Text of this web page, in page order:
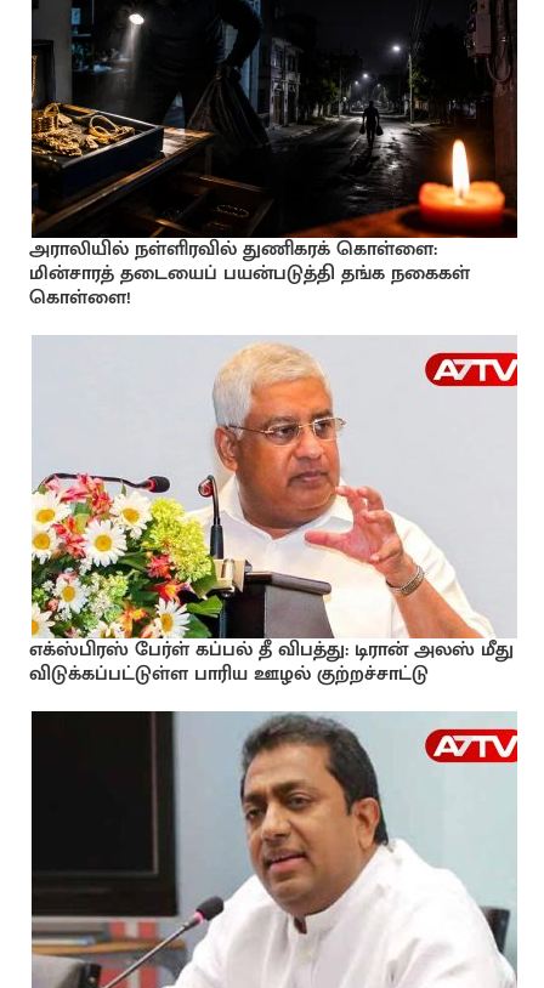
அராலியில் நள்ளிரவில் துணிகரக் கொள்ளை:
மின்சாரத் தடையைப் பயன்படுத்தி தங்க நகைகள்
கொள்ளை!
எக்ஸ்பிரஸ் பேர்ள் கப்பல் தீ விபத்து: டிரான் அலஸ் மீது
விடுக்கப்பட்டுள்ள பாரிய ஊழல் குற்றச்சாட்டு